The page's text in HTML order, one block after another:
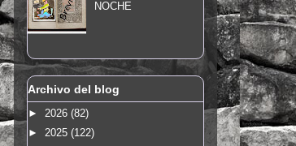
NOCHE
Archivo del blog
► 2026 (82)
► 2025 (122)